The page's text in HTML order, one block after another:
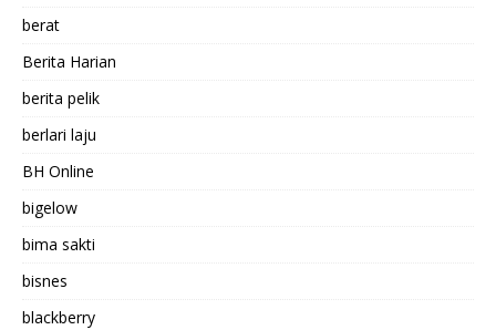
berat
Berita Harian
berita pelik
berlari laju
BH Online
bigelow
bima sakti
bisnes
blackberry